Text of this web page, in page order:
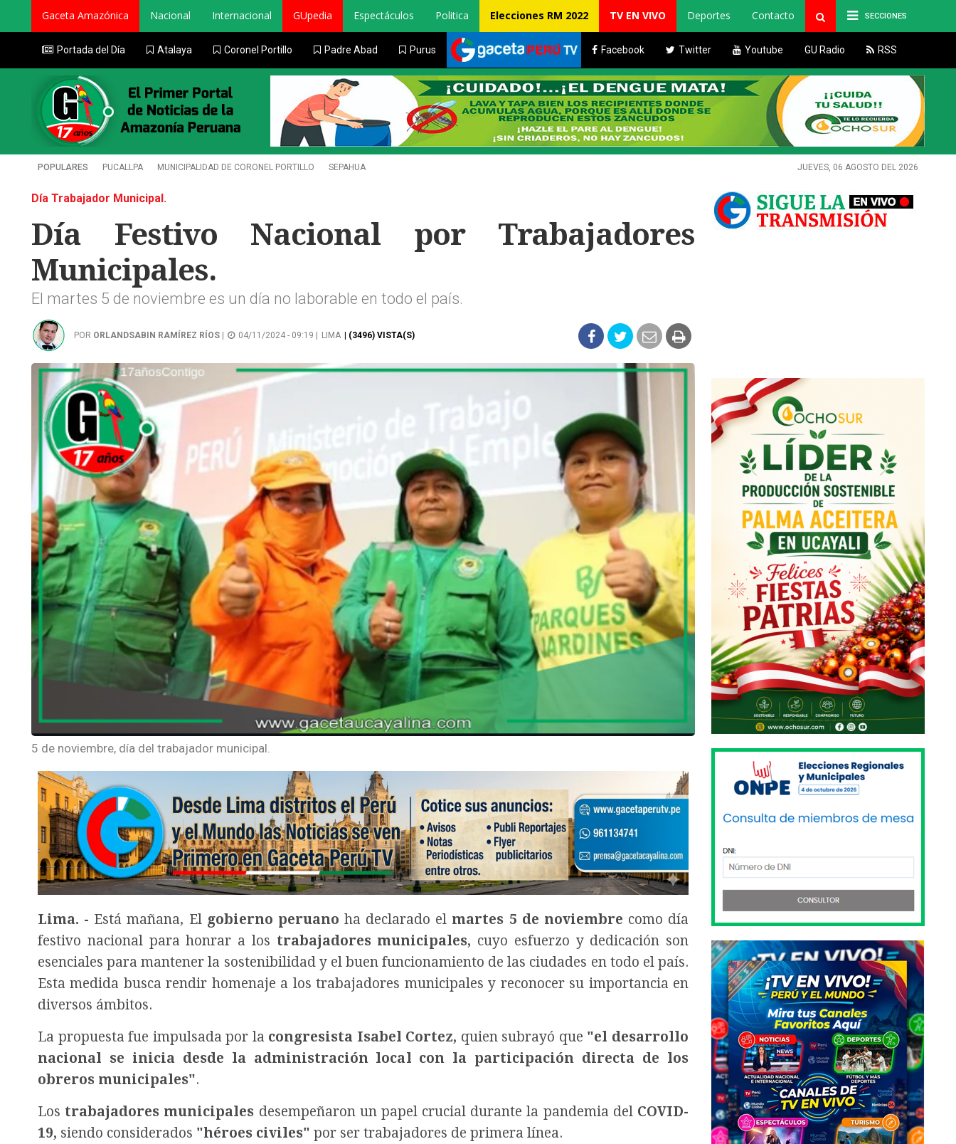
SECCIONES
Gaceta Amazónica Nacional Internacional GUpedia Espectáculos Politica Elecciones RM 2022 TV EN VIVO Deportes Contacto
Portada del Día Atalaya Coronel Portillo Padre Abad Purus Facebook Twitter Youtube GU Radio RSS
POPULARES PUCALLPA MUNICIPALIDAD DE CORONEL PORTILLO SEPAHUA JUEVES, 06 AGOSTO DEL 2026
Día Trabajador Municipal.
Día Festivo Nacional por Trabajadores
Municipales.
El martes 5 de noviembre es un día no laborable en todo el país.
POR ORLANDSABIN RAMÍREZ RÍOS 04/11/2024 - 09:19 | LIMA | (3496) VISTA(S)
5 de noviembre, día del trabajador municipal.
Lima. - Está mañana, El gobierno peruano ha declarado el martes 5 de noviembre como día
festivo nacional para honrar a los trabajadores municipales, cuyo esfuerzo y dedicación son
esenciales para mantener la sostenibilidad y el buen funcionamiento de las ciudades en todo el país.
Esta medida busca rendir homenaje a los trabajadores municipales y reconocer su importancia en
diversos ámbitos.
La propuesta fue impulsada por la congresista Isabel Cortez, quien subrayó que "el desarrollo
nacional se inicia desde la administración local con la participación directa de los
obreros municipales".
Los trabajadores municipales desempeñaron un papel crucial durante la pandemia del COVID-
19, siendo considerados "héroes civiles" por ser trabajadores de primera línea.